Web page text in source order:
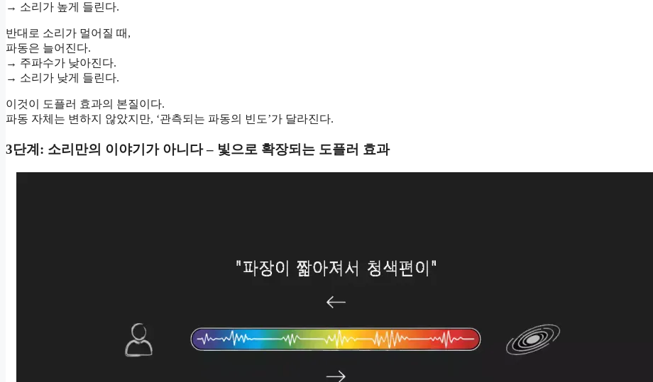
→ 소리가 높게 들린다.
반대로 소리가 멀어질 때,
파동은 늘어진다.
→ 주파수가 낮아진다.
→ 소리가 낮게 들린다.
이것이 도플러 효과의 본질이다.
파동 자체는 변하지 않았지만, ‘관측되는 파동의 빈도’가 달라진다.
3단계: 소리만의 이야기가 아니다 – 빛으로 확장되는 도플러 효과